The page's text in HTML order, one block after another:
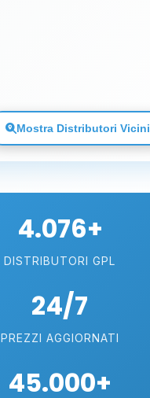
Mostra Distributori Vicini
4.076+
DISTRIBUTORI GPL
24/7
PREZZI AGGIORNATI
45.000+